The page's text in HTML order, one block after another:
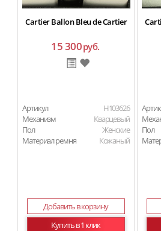
Cartier Ballon Bleu de Cartier
15 300руб.
Артикул
H103626
Механизм
Кварцевый
Пол
Женские
Материал ремня
Кожаный
Добавить в корзину
Купить в 1 клик
Пол